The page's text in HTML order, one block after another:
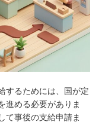
するためには、国が定
進める必要がありま
て事後の支給申請ま